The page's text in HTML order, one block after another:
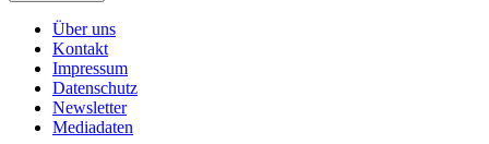
Über uns
Kontakt
Impressum
Datenschutz
Newsletter
Mediadaten